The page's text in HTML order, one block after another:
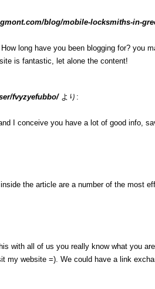
blog/mobile-locksmiths-in-
long have you been blogging for? you
is fantastic, let alone the content!
fvyzyefubbo/ より:
I conceive you have a lot of good info,
the article are a number of the most
with all of us you really know what you
my website =). We could have a link